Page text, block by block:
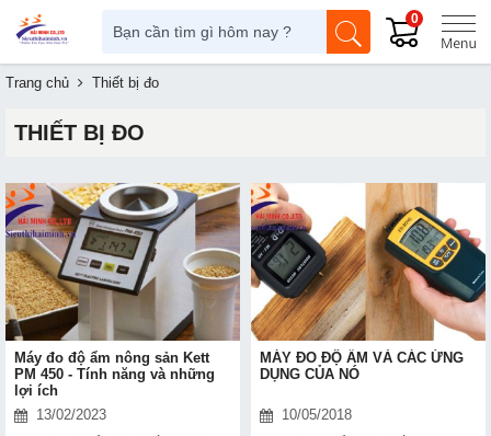
0
Trang chủ Thiết bị đo
THIẾT BỊ ĐO
Máy đo độ ẩm nông sản Kett
PM 450 - Tính năng và những
lợi ích
13/02/2023
MÁY ĐO ĐỘ ẨM VÀ CÁC ỨNG
DỤNG CỦA NÓ
10/05/2018